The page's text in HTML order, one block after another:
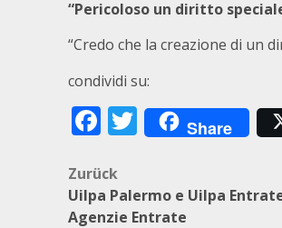
“Pericoloso un diritto
“Credo che la creazione di un
condividi su:
Facebook
Twitter
Share
Zurück
Uilpa Palermo e Uilpa
Agenzie Entrate